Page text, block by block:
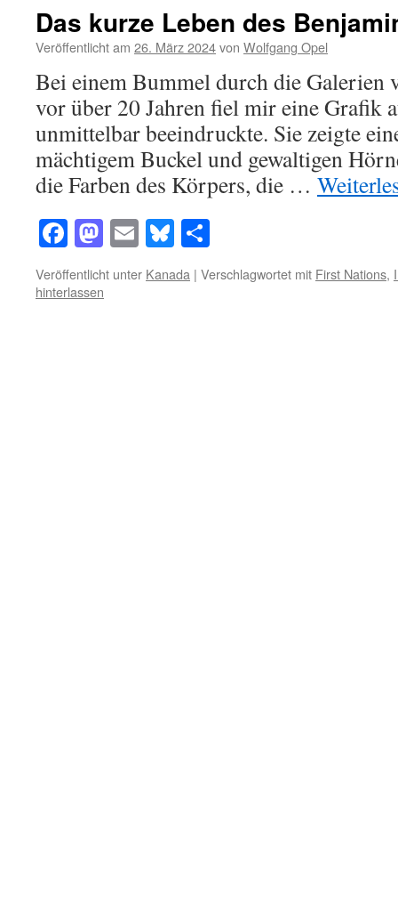
Das kurze Leben des
Veröffentlicht am 26. März 2024von Wolfgang Opel
Bei einem Bummel durch die
vor über 20 Jahren fiel mir eine Grafik
unmittelbar beeindruckte. Sie zeigte
mächtigem Buckel und gewaltigen
die Farben des Körpers, die …
Facebook
Mastodon
EmailBluesky
Veröffentlicht unter Kanada | Verschlagwortet mit First Nations,
hinterlassen